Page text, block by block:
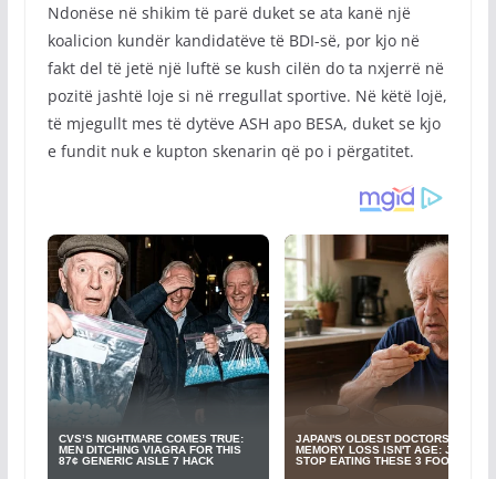
Ndonëse në shikim të parë duket se ata kanë një
koalicion kundër kandidatëve të BDI-së, por kjo në
fakt del të jetë një luftë se kush cilën do ta nxjerrë në
pozitë jashtë loje si në rregullat sportive. Në këtë lojë,
të mjegullt mes të dytëve ASH apo BESA, duket se kjo
e fundit nuk e kupton skenarin që po i përgatitet.